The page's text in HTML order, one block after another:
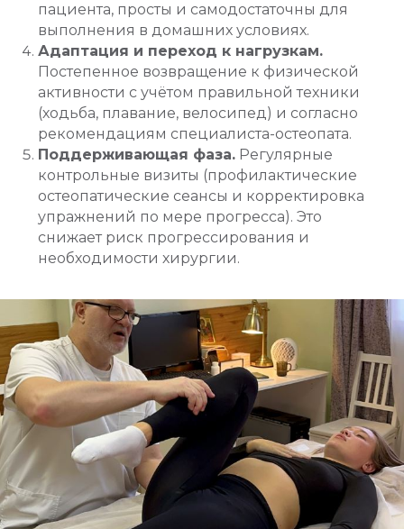
пациента, просты и самодостаточны для
выполнения в домашних условиях.
Адаптация и переход к нагрузкам.
Постепенное возвращение к физической
активности с учётом правильной техники
(ходьба, плавание, велосипед) и согласно
рекомендациям специалиста-остеопата.
Поддерживающая фаза. Регулярные
контрольные визиты (профилактические
остеопатические сеансы и корректировка
упражнений по мере прогресса). Это
снижает риск прогрессирования и
необходимости хирургии.